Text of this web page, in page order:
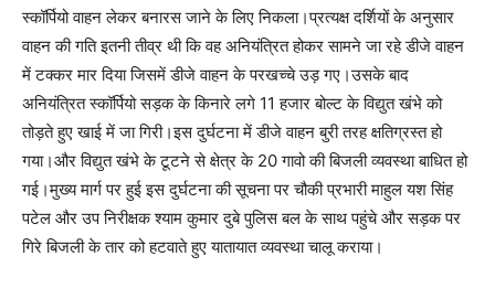
स्कॉर्पियो वाहन लेकर बनारस जाने के लिए निकला।प्रत्यक्ष दर्शियों के अनुसार
वाहन की गति इतनी तीव्र थी कि वह अनियंत्रित होकर सामने जा रहे डीजे वाहन
में टक्कर मार दिया जिसमें डीजे वाहन के परखच्चे उड़ गए।उसके बाद
अनियंत्रित स्कॉर्पियो सड़क के किनारे लगे 11 हजार बोल्ट के विद्युत खंभे को
तोड़ते हुए खाई में जा गिरी।इस दुर्घटना में डीजे वाहन बुरी तरह क्षतिग्रस्त हो
गया।और विद्युत खंभे के टूटने से क्षेत्र के 20 गावो की बिजली व्यवस्था बाधित हो
गई।मुख्य मार्ग पर हुई इस दुर्घटना की सूचना पर चौकी प्रभारी माहुल यश सिंह
पटेल और उप निरीक्षक श्याम कुमार दुबे पुलिस बल के साथ पहुंचे और सड़क पर
गिरे बिजली के तार को हटवाते हुए यातायात व्यवस्था चालू कराया।